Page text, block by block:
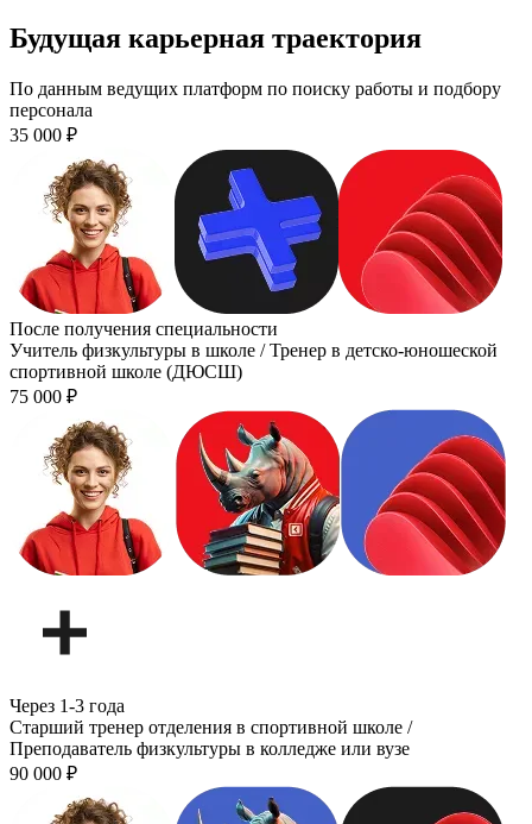
Будущая карьерная траектория
По данным ведущих платформ по поиску работы и подбору
персонала
35 000 ₽
После получения специальности
Учитель физкультуры в школе / Тренер в детско-юношеской
спортивной школе (ДЮСШ)
75 000 ₽
Через 1-3 года
Старший тренер отделения в спортивной школе /
Преподаватель физкультуры в колледже или вузе
90 000 ₽